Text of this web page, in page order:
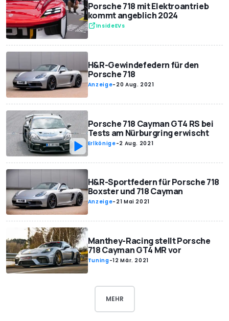
Porsche 718 mit Elektroantrieb
kommt angeblich 2024
InsideEVs
H&R-Gewindefedern für den
Porsche 718
Anzeige- 20 Aug. 2021
Porsche 718 Cayman GT4 RS bei
Tests am Nürburgring erwischt
Erlkönige-2 Aug. 2021
H&R-Sportfedern für Porsche 718
Boxster und 718 Cayman
Anzeige- 21 Mai 2021
Manthey-Racing stellt Porsche
718 Cayman GT4 MR vor
Tuning-12 Mär. 2021
MEHR